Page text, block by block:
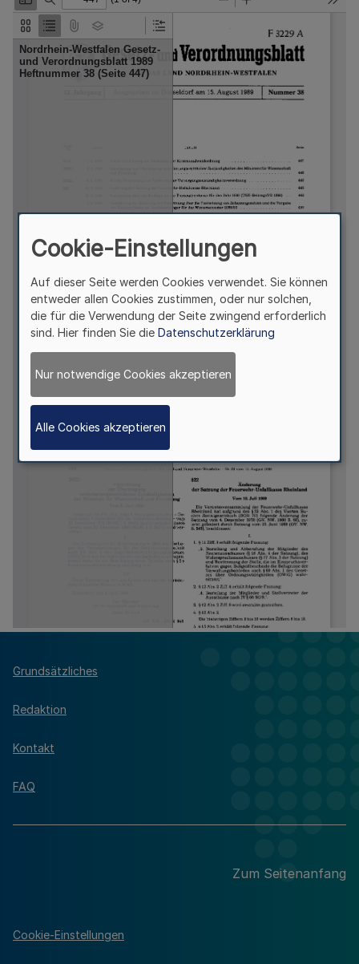
Grundsätzliches
Redaktion
Kontakt
FAQ
Zum Seitenanfang
Cookie-Einstellungen
Cookie-Einstellungen
Auf dieser Seite werden Cookies verwendet. Sie können
entweder allen Cookies zustimmen, oder nur solchen,
die für die Verwendung der Seite zwingend erforderlich
sind. Hier finden Sie die Datenschutzerklärung
Nur notwendige Cookies akzeptieren
Alle Cookies akzeptieren